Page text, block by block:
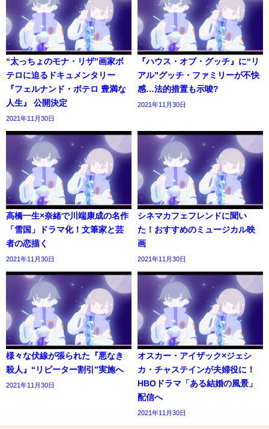
“太っちょのモナ・リザ”画家ボ
テロに迫るドキュメンタリー
『フェルナンド・ボテロ 豊満な
人生』 公開決定
2021年11月30日
『ハウス・オブ・グッチ』に“リ
アル”グッチ・ファミリーが不快
感…法的措置も示唆?
2021年11月30日
高橋一生×奈緒で川端康成の名作
「雪国」ドラマ化！文筆家と芸
者の恋描く
2021年11月30日
シネマカフェフレンドに聞い
た！おすすめのミュージカル映
画
2021年11月30日
様々な伏線が張られた『悪なき
殺人』“リピーター割引”実施へ
2021年11月30日
オスカー・アイザック×ジェシ
カ・チャステインが夫婦役に！
HBOドラマ「ある結婚の風景」
配信へ
2021年11月30日